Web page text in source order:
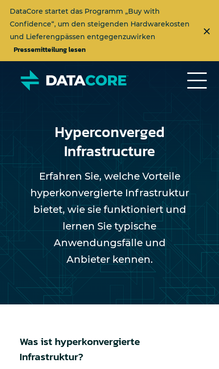
DataCore startet das Programm „Buy with
Confidence“, um den steigenden Hardwarekosten
und Lieferengpässen entgegenzuwirken
Pressemitteilung lesen
Hyperconverged
Infrastructure
Erfahren Sie, welche Vorteile
hyperkonvergierte Infrastruktur
bietet, wie sie funktioniert und
lernen Sie typische
Anwendungsfälle und
Anbieter kennen.
Was ist hyperkonvergierte
Infrastruktur?